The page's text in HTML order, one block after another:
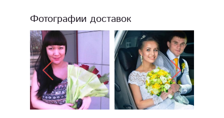
Фотографии доставок